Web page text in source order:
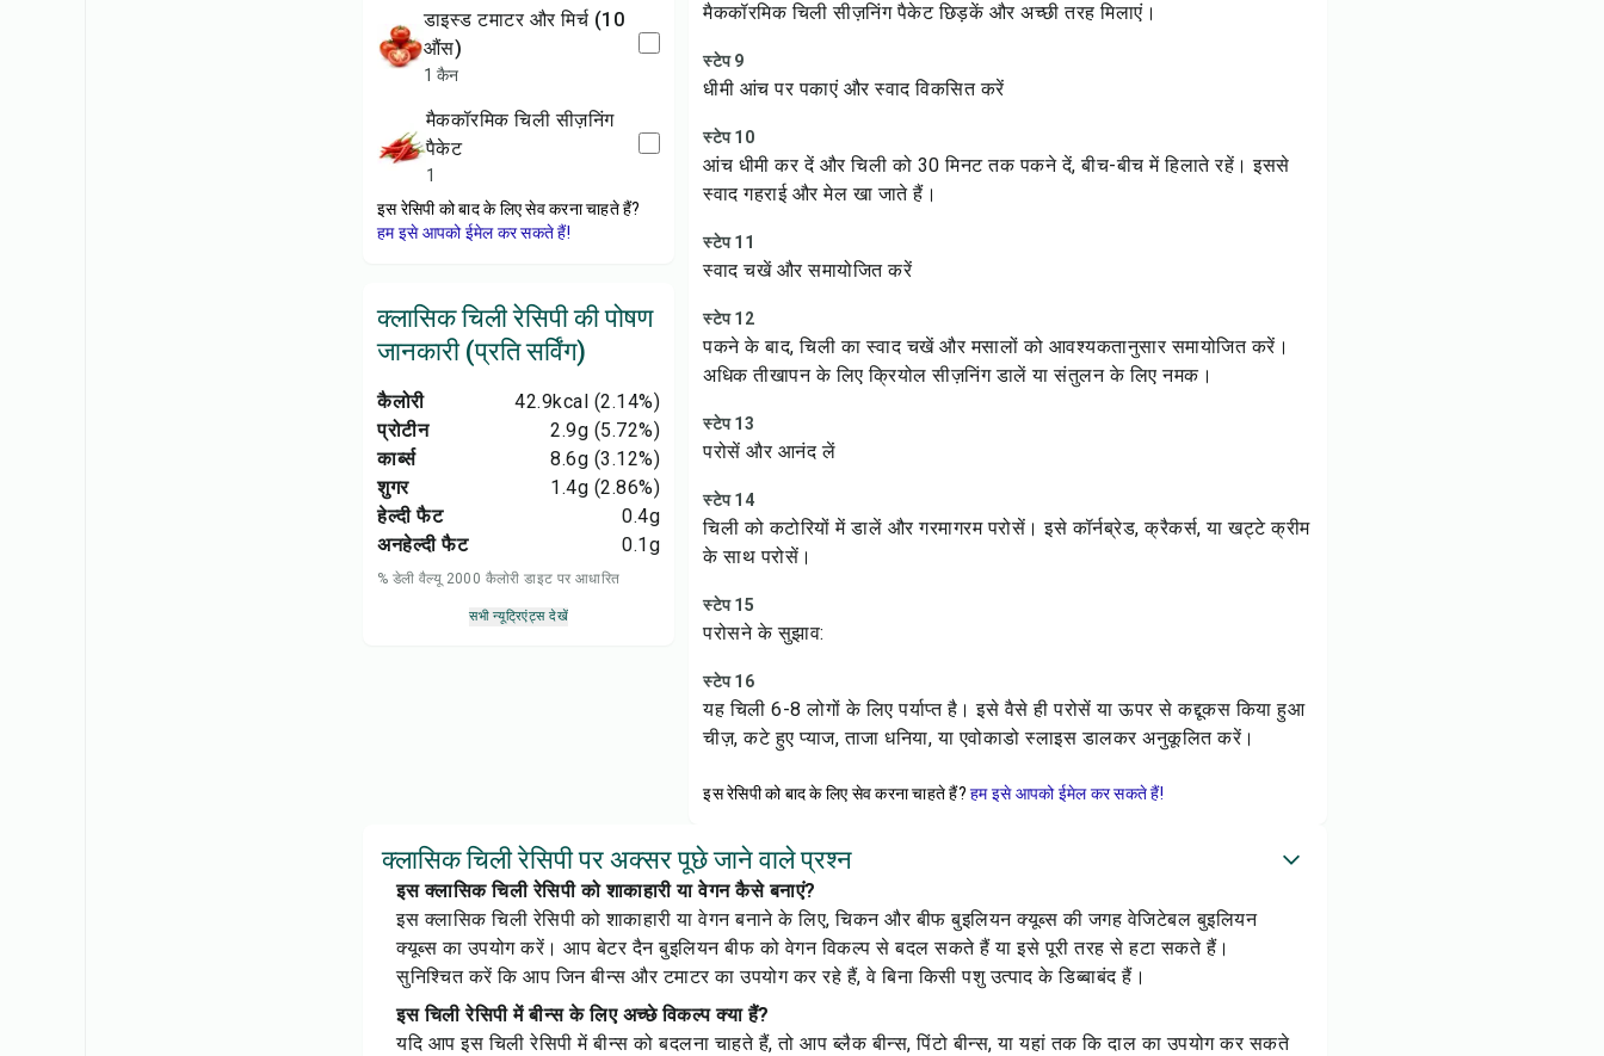
डाइस्ड टमाटर और मिर्च (10
औंस)
1 कैन
मैककॉरमिक चिली सीज़निंग
पैकेट
1
इस रेसिपी को बाद के लिए सेव करना चाहते हैं?
हम इसे आपको ईमेल कर सकते हैं!
क्लासिक चिली रेसिपी की पोषण
जानकारी (प्रति सर्विंग)
कैलोरी 42.9kcal (2.14%)
प्रोटीन
2.9g (5.72%)
कार्ब्स
8.6g (3.12%)
शुगर
1.4g (2.86%)
हेल्दी फैट
0.4g
अनहेल्दी फैट
0.1g
% डेली वैल्यू 2000 कैलोरी डाइट पर आधारित
सभी न्यूट्रिएंट्स देखें
मैककॉरमिक चिली सीज़निंग पैकेट छिड़कें और अच्छी तरह मिलाएं।
स्टेप 9
धीमी आंच पर पकाएं और स्वाद विकसित करें
स्टेप 10
आंच धीमी कर दें और चिली को 30 मिनट तक पकने दें, बीच-बीच में हिलाते रहें। इससे
स्वाद गहराई और मेल खा जाते हैं।
स्टेप 11
स्वाद चखें और समायोजित करें
स्टेप 12
पकने के बाद, चिली का स्वाद चखें और मसालों को आवश्यकतानुसार समायोजित करें।
अधिक तीखापन के लिए क्रियोल सीज़निंग डालें या संतुलन के लिए नमक।
स्टेप 13
परोसें और आनंद लें
स्टेप 14
चिली को कटोरियों में डालें और गरमागरम परोसें। इसे कॉर्नब्रेड, क्रैकर्स, या खट्टे क्रीम
के साथ परोसें।
स्टेप 15
परोसने के सुझाव:
स्टेप 16
यह चिली 6-8 लोगों के लिए पर्याप्त है। इसे वैसे ही परोसें या ऊपर से कद्दूकस किया हुआ
चीज़, कटे हुए प्याज, ताजा धनिया, या एवोकाडो स्लाइस डालकर अनुकूलित करें।
इस रेसिपी को बाद के लिए सेव करना चाहते हैं? हम इसे आपको ईमेल कर सकते हैं!
क्लासिक चिली रेसिपी पर अक्सर पूछे जाने वाले प्रश्न
इस क्लासिक चिली रेसिपी को शाकाहारी या वेगन कैसे बनाएं?
इस क्लासिक चिली रेसिपी को शाकाहारी या वेगन बनाने के लिए, चिकन और बीफ बुइलियन क्यूब्स की जगह वेजिटेबल बुइलियन
क्यूब्स का उपयोग करें। आप बेटर दैन बुइलियन बीफ को वेगन विकल्प से बदल सकते हैं या इसे पूरी तरह से हटा सकते हैं।
सुनिश्चित करें कि आप जिन बीन्स और टमाटर का उपयोग कर रहे हैं, वे बिना किसी पशु उत्पाद के डिब्बाबंद हैं।
इस चिली रेसिपी में बीन्स के लिए अच्छे विकल्प क्या हैं?
यदि आप इस चिली रेसिपी में बीन्स को बदलना चाहते हैं, तो आप ब्लैक बीन्स, पिंटो बीन्स, या यहां तक कि दाल का उपयोग कर सकते